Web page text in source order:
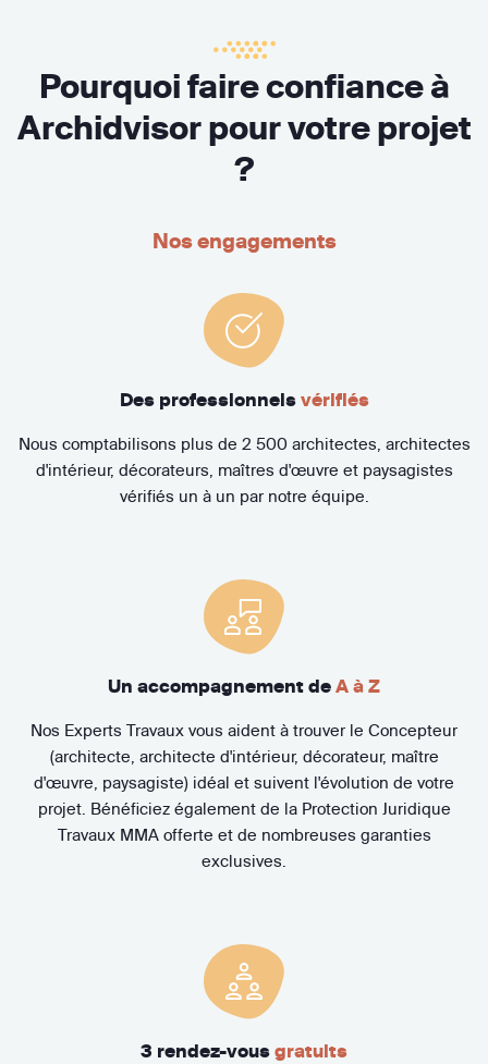
Pourquoi faire confiance à
Archidvisor pour votre projet
?
Nos engagements
Des professionnels vérifiés
Nous comptabilisons plus de 2 500 architectes, architectes
d'intérieur, décorateurs, maîtres d'œuvre et paysagistes
vérifiés un à un par notre équipe.
Un accompagnement de A à Z
Nos Experts Travaux vous aident à trouver le Concepteur
(architecte, architecte d'intérieur, décorateur, maître
d'œuvre, paysagiste) idéal et suivent l'évolution de votre
projet. Bénéficiez également de la Protection Juridique
Travaux MMA offerte et de nombreuses garanties
exclusives.
3 rendez-vous gratuits